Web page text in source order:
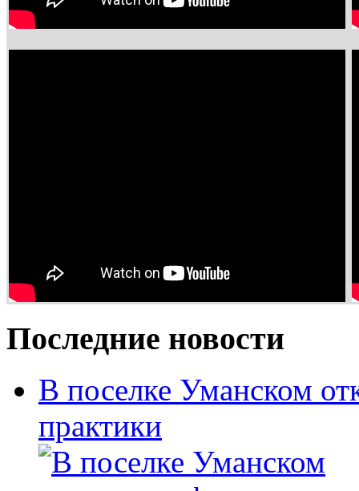
Последние новости
В поселке Уманском
практики